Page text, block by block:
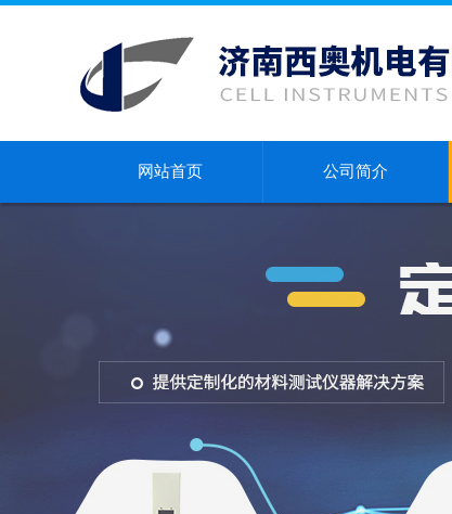
网站首页 公司简介